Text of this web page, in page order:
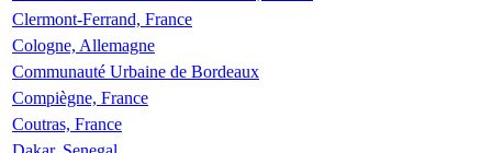
Clermont-Ferrand, France
Cologne, Allemagne
Communauté Urbaine de Bordeaux
Compiègne, France
Coutras, France